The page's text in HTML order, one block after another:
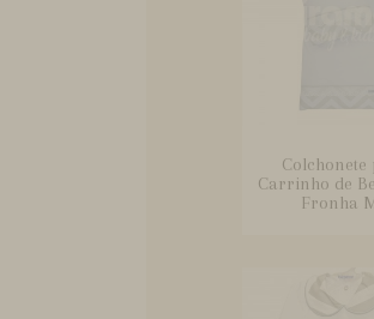
Colchonete
Carrinho de
Fronha